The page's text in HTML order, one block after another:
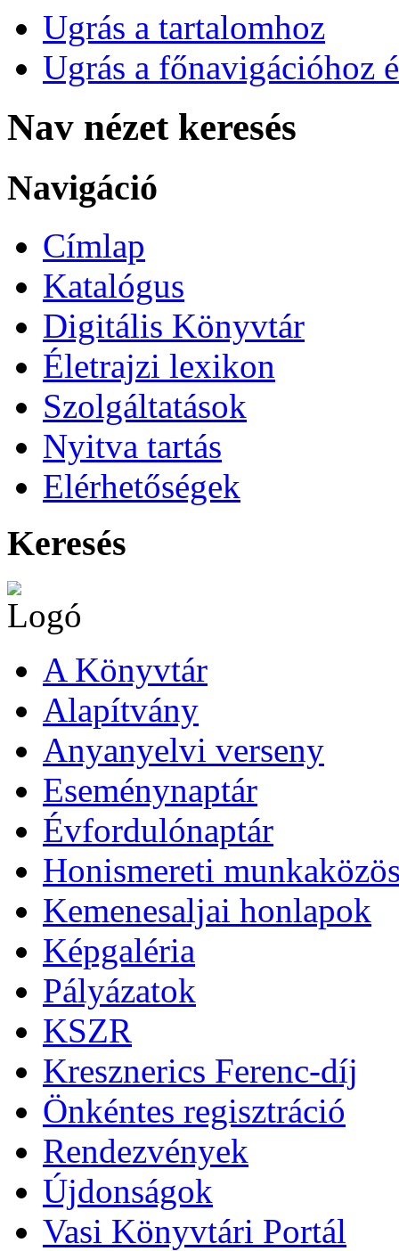
Ugrás a tartalomhoz
Ugrás a főnavigációhoz
Nav nézet keresés
Navigáció
Címlap
Katalógus
Digitális Könyvtár
Életrajzi lexikon
Szolgáltatások
Nyitva tartás
Elérhetőségek
Keresés
A Könyvtár
Alapítvány
Anyanyelvi verseny
Eseménynaptár
Évfordulónaptár
Honismereti
Kemenesaljai honlapok
Képgaléria
Pályázatok
KSZR
Kresznerics Ferenc-díj
Önkéntes regisztráció
Rendezvények
Újdonságok
Vasi Könyvtári Portál